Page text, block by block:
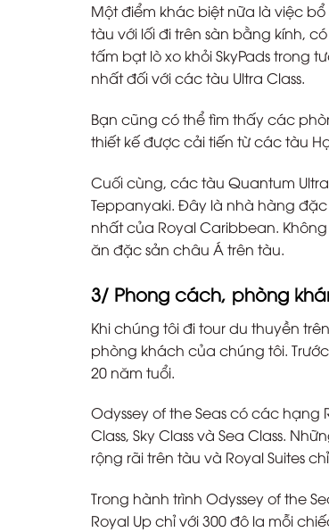
Một điểm khác biệt nữa là việc
tàu với lối đi trên sàn bằng kính,
tấm bạt lò xo khỏi SkyPads trong
nhất đối với các tàu Ultra Class.
Bạn cũng có thể tìm thấy các
thiết kế được cải tiến từ các tàu
Cuối cùng, các tàu Quantum
Teppanyaki. Đây là nhà hàng đặc
nhất của Royal Caribbean.
ăn đặc sản châu Á trên tàu.
3/ Phong cách, phòng
Khi chúng tôi đi tour du thuyền
phòng khách của chúng tôi.
20 năm tuổi.
Odyssey of the Seas có các
Class, Sky Class và Sea Class.
rộng rãi trên tàu và Royal Suites
Trong hành trình Odyssey of the
Royal Up chỉ với 300 đô la mỗi